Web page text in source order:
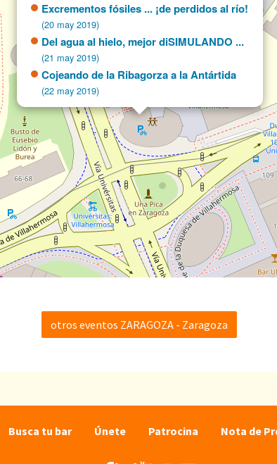
Excrementos fósiles ... ¡de perdidos al río!
(20 may 2019)
Del agua al hielo, mejor diSIMULANDO ...
(21 may 2019)
Cojeando de la Ribagorza a la Antártida
(22 may 2019)
otros eventos ZARAGOZA - Zaragoza
Busca tu bar Únete Patrocina Nota de